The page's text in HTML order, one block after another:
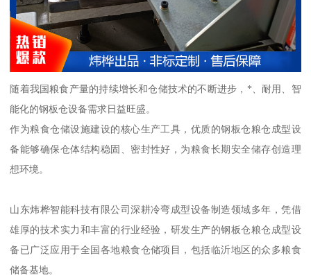
随着我国粮食产量的持续增长和仓储技术的不断进步，*、耐用、智
能化的钢板仓设备需求日益旺盛。
作为粮食仓储设施建设的核心生产工具，优质的钢板仓粮仓成型设
备能够确保仓体结构稳固、密封性好，为粮食长期安全储存创造理
想环境。
山东炜桦智能科技有限公司深耕冷弯成型设备制造领域多年，凭借
雄厚的技术实力和丰富的行业经验，研发生产的钢板仓粮仓成型设
备已广泛应用于全国各地粮食仓储项目，包括临沂地区的众多粮食
储备基地。